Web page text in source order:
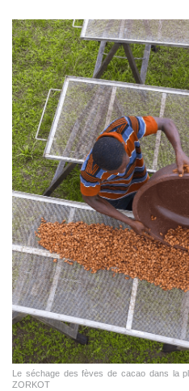
Le séchage des fèves de cacao dans la
ZORKOT